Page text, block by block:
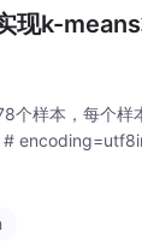
现k-
样本，每个样
#